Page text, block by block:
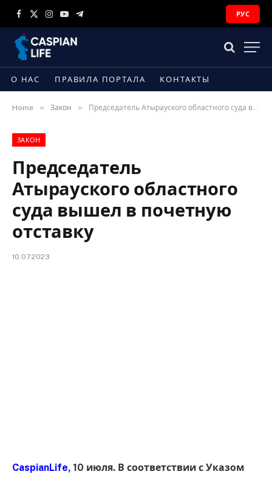
Facebook
X
Instagram
YouTubeTelegram
РУС
О НАС ПРАВИЛА ПОРТАЛА КОНТАКТЫ
Home » Закон » Председатель Атырауского областного суда вышел в почетную отставку
ЗАКОН
Председатель
Атырауского областного
суда вышел в почетную
отставку
10.07.2023
CaspianLife, 10 июля. В соответствии с Указом